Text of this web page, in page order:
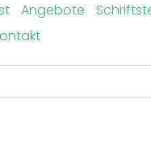
Angebote